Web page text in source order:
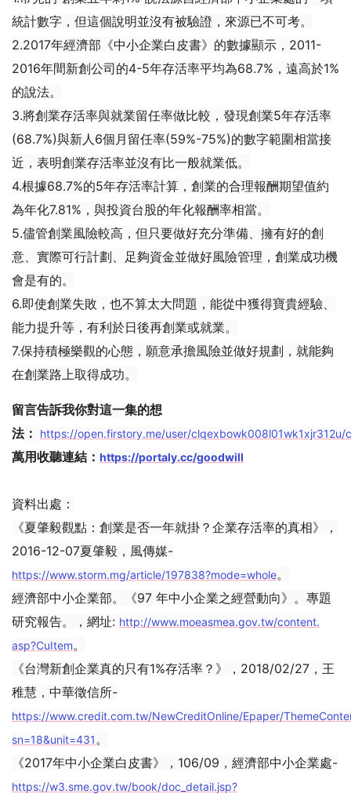
統計數字，但這個說明並沒有被驗證，來源已不可考。
2.2017年經濟部《中小企業白皮書》的數據顯示，2011-
2016年間新創公司的4-5年存活率平均為68.7%，遠高於1%
的說法。
3.將創業存活率與就業留任率做比較，發現創業5年存活率
(68.7%)與新人6個月留任率(59%-75%)的數字範圍相當接
近，表明創業存活率並沒有比一般就業低。
4.根據68.7%的5年存活率計算，創業的合理報酬期望值約
為年化7.81%，與投資台股的年化報酬率相當。
5.儘管創業風險較高，但只要做好充分準備、擁有好的創
意、實際可行計劃、足夠資金並做好風險管理，創業成功機
會是有的。
6.即使創業失敗，也不算太大問題，能從中獲得寶貴經驗、
能力提升等，有利於日後再創業或就業。
7.保持積極樂觀的心態，願意承擔風險並做好規劃，就能夠
在創業路上取得成功。
留言告訴我你對這一集的想
法：
https://open.firstory.me/user/clqexbowk008l01wk1xjr312u/
萬用收聽連結： https://portaly.cc/goodwill
資料出處：
《夏肇毅觀點：創業是否一年就掛？企業存活率的真相》，
2016-12-07夏肇毅，風傳媒-
https://www.storm.mg/article/197838?mode=whole。
經濟部中小企業部。《97 年中小企業之經營動向》。專題
研究報告。，網址: http://www.moeasmea.gov.tw/content.
asp?CuItem。
《台灣新創企業真的只有1%存活率？》，2018/02/27，王
稚慧，中華徵信所-
https://www.credit.com.tw/NewCreditOnline/Epaper/
sn=18&unit=431。
《2017年中小企業白皮書》，106/09，經濟部中小企業處-
https://w3.sme.gov.tw/book/doc_detail.jsp?